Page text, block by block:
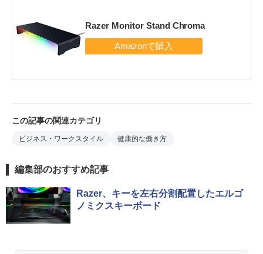
Razer Monitor Stand Chroma
この記事の関連カテゴリ
ビジネス・ワークスタイル 健康的な働き方
編集部のおすすめ記事
Razer、キーを左右分割配置したエルゴ
ノミクスキーボード